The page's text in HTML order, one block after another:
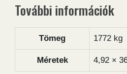
További információk
Tömeg 1772 kg
Méretek 4,92 ×